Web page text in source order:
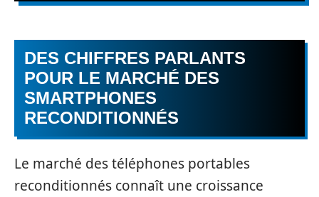
DES CHIFFRES PARLANTS
POUR LE MARCHÉ DES
SMARTPHONES
RECONDITIONNÉS
Le marché des téléphones portables
reconditionnés connaît une croissance